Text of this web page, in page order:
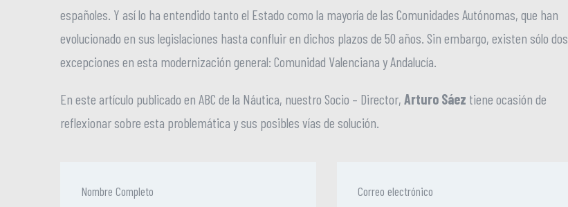
españoles. Y así lo ha entendido tanto el Estado como la mayoría de las Comunidades Autónomas, que han
evolucionado en sus legislaciones hasta confluir en dichos plazos de 50 años. Sin embargo, existen sólo dos
excepciones en esta modernización general: Comunidad Valenciana y Andalucía.
En este artículo publicado en ABC de la Náutica, nuestro Socio – Director, Arturo Sáez tiene ocasión de
reflexionar sobre esta problemática y sus posibles vías de solución.